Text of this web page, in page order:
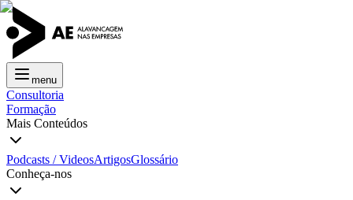
menu
Consultoria
Formação
Mais Conteúdos
Podcasts / VideosArtigosGlossário
Conheça-nos